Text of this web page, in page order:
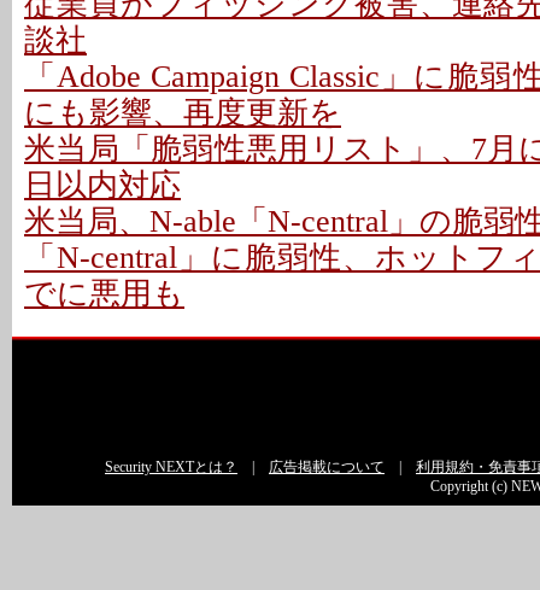
談社
「Adobe Campaign Classic」に脆
にも影響、再度更新を
米当局「脆弱性悪用リスト」、7月
日以内対応
米当局、N-able「N-central」の脆弱
「N-central」に脆弱性、ホットフ
でに悪用も
Security NEXTとは？ 広告掲載について
利用規約・免責事
Copyright (c)